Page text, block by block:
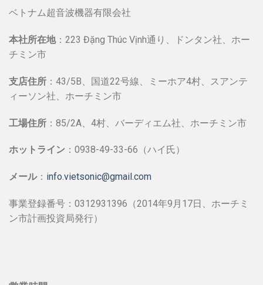
ベトナム超音波機器有限会社
本社所在地：223 Đặng Thúc Vịnh通り、ドンタン社、ホー
チミン市
支店住所 ：43/5B、国道22号線、ミーホア4村、スアンテ
ィーソン社、ホーチミン市
工場住所 ：85/2A、4村、バーディエム社、ホーチミン市
ホットライン ：0938-49-33-66（ハイ氏）
メール： info.vietsonic@gmail.com
事業登録番号：0312931396（2014年9月17日、ホーチミ
ン市計画投資局発行）